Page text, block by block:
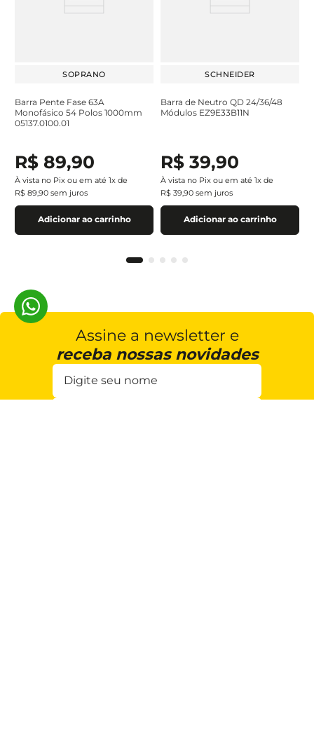
SOPRANO
Barra Pente Fase 63A
Monofásico 54 Polos 1000mm
05137.0100.01
R$ 89,90
À vista no Pix ou em até 1x de
R$ 89,90 sem juros
Adicionar ao carrinho
SCHNEIDER
Barra de Neutro QD 24/36/48
Módulos EZ9E33B11N
R$ 39,90
À vista no Pix ou em até 1x de
R$ 39,90 sem juros
Adicionar ao carrinho
Assine a newsletter e
receba nossas novidades